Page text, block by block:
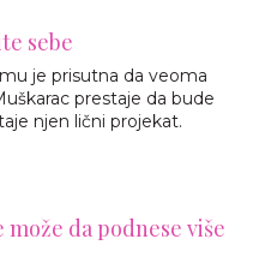
sebe
je prisutna da veoma
prestaje da bude
njen lični projekat.
može da podnese više